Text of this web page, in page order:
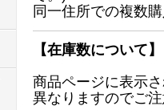
同一住所での複数
【在庫数について】
商品ページに表示
異なりますのでご注